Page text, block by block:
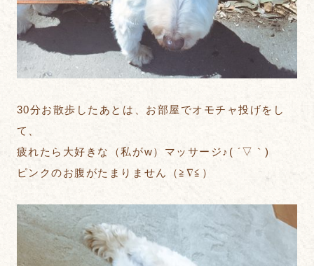
30分お散歩したあとは、お部屋でオモチャ投げをし
て、
疲れたら大好きな（私がw）マッサージ♪( ´▽｀)
ピンクのお腹がたまりません（≧∇≦）